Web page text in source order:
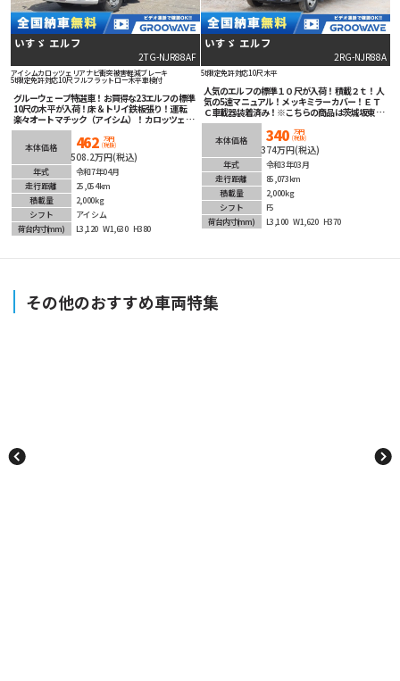
いすゞ エルフ
2TG-NJR88AF
アイシムカロッツェリアナビ衝突被害軽減ブレーキ
5t限定免許対応10尺フルフラットロー木平車検付
グルーウェーブ特選車！お買得な23エルフの標準
10尺の木平が入荷！床＆トリイ鉄板張り！運転
楽々オートマチック（アイシム）！カロッツェリ
アナビ＆ETC＆バックカメラ装着済！LEDヘッド
ライト！車線逸脱警報等安全装備も充実！
本体価格 462 万円
(税抜)
508.2万円(税込)
年式
令和7年04月
走行距離
25,054km
積載量
2,000kg
シフト
アイシム
荷台内寸(mm) L3,120 W1,630 H380
いすゞ エルフ
2RG-NJR88A
5t限定免許対応10尺木平
人気のエルフの標準１０尺が入荷！積載２ｔ！人
気の5速マニュアル！メッキミラーカバー！ＥＴ
Ｃ車載器装着済み！※こちらの商品は茨城坂東展
示場にございますのでまずはお問合せ下さい！
本体価格 340 万円
(税抜)
374万円(税込)
年式
令和3年03月
走行距離
85,073km
積載量
2,000kg
シフト
F5
荷台内寸(mm) L3,100 W1,620 H370
その他のおすすめ車両特集